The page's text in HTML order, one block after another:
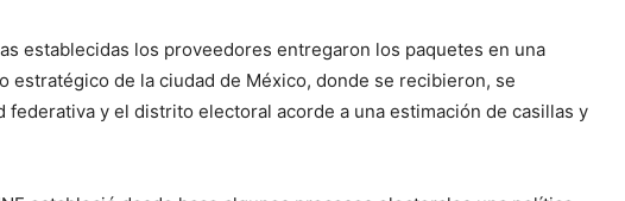
establecidas los proveedores entregaron los paquetes en una
estratégico de la ciudad de México, donde se recibieron, se
federativa y el distrito electoral acorde a una estimación de casillas y